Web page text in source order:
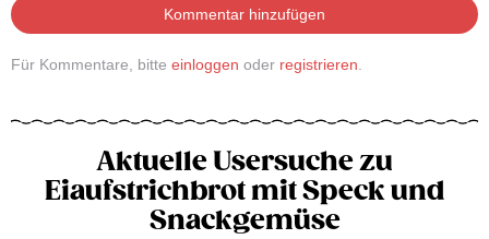
Kommentar hinzufügen
Für Kommentare, bitte einloggen oder registrieren
Aktuelle Usersuche zu
Eiaufstrichbrot mit Speck und
Snackgemüse